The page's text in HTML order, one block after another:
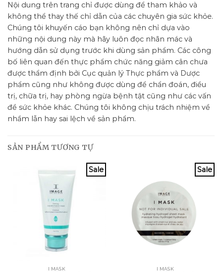
Nội dung trên trang chỉ được dùng để tham khảo và
không thể thay thế chỉ dẫn của các chuyên gia sức khỏe.
Chúng tôi khuyến cáo bạn không nên chỉ dựa vào
những nội dung này mà hãy luôn đọc nhãn mác và
hướng dẫn sử dụng trước khi dùng sản phẩm. Các công
bố liên quan đến thực phẩm chức năng giảm cân chưa
được thẩm định bởi Cục quản lý Thực phẩm và Dược
phẩm cũng như không được dùng để chẩn đoán, điều
trị, chữa trị, hay phòng ngừa bệnh tật cũng như các vấn
đề sức khỏe khác. Chúng tôi không chịu trách nhiệm về
nhầm lẫn hay sai lệch về sản phẩm.
SẢN PHẨM TƯƠNG TỰ
Sale
I MASK
Sale
I MASK